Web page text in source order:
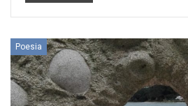
Poesia